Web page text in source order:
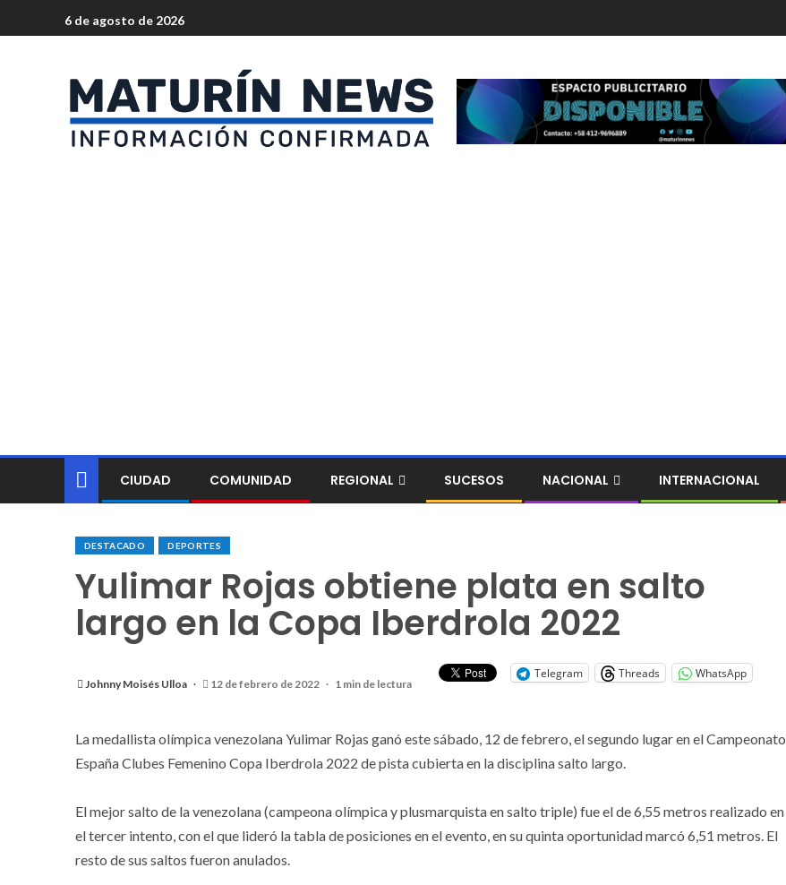
6 de agosto de 2026
CIUDAD COMUNIDAD REGIONAL SUCESOS NACIONAL INTERNACIONAL
DESTACADO DEPORTES
Yulimar Rojas obtiene plata en salto
largo en la Copa Iberdrola 2022
Johnny Moisés Ulloa 12 de febrero de 2022 1 min de lectura
Telegram Threads WhatsApp
La medallista olímpica venezolana Yulimar Rojas ganó este sábado, 12 de febrero, el segundo lugar en el Campeonato
España Clubes Femenino Copa Iberdrola 2022 de pista cubierta en la disciplina salto largo.
El mejor salto de la venezolana (campeona olímpica y plusmarquista en salto triple) fue el de 6,55 metros realizado en
el tercer intento, con el que lideró la tabla de posiciones en el evento, en su quinta oportunidad marcó 6,51 metros. El
resto de sus saltos fueron anulados.